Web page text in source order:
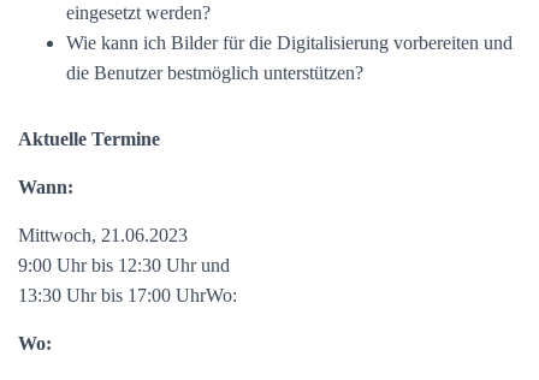
eingesetzt werden?
Wie kann ich Bilder für die Digitalisierung vorbereiten und
die Benutzer bestmöglich unterstützen?
Aktuelle Termine
Wann:
Mittwoch, 21.06.2023
9:00 Uhr bis 12:30 Uhr und
13:30 Uhr bis 17:00 UhrWo:
Wo: